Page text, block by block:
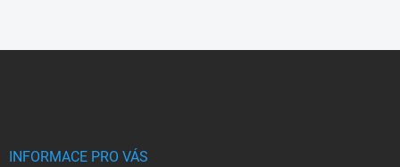
INFORMACE PRO VÁS